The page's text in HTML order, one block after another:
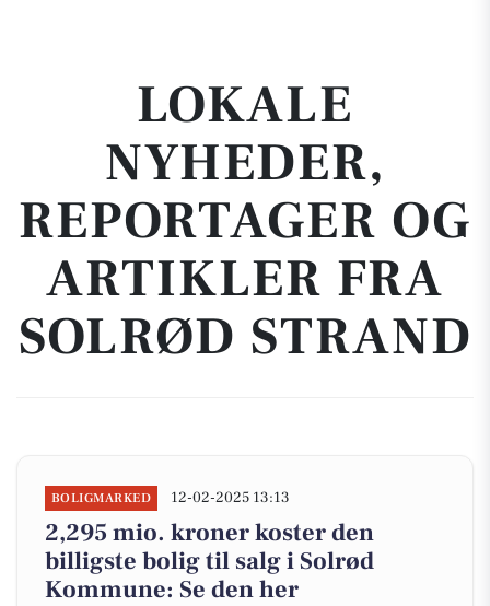
LOKALE
NYHEDER,
REPORTAGER OG
ARTIKLER FRA
SOLRØD STRAND
BOLIGMARKED 12-02-2025 13:13
2,295 mio. kroner koster den
billigste bolig til salg i Solrød
Kommune: Se den her